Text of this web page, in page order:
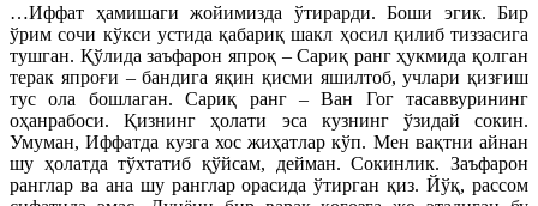
…Иффат ҳамишаги жойимизда ўтирарди. Боши эгик. Бир
ўрим сочи кўкси устида қабариқ шакл ҳосил қилиб тиззасига
тушган. Қўлида заъфарон япроқ – Сариқ ранг ҳукмида қолган
терак япроғи – бандига яқин қисми яшилтоб, учлари қизғиш
тус ола бошлаган. Сариқ ранг – Ван Гог тасаввурининг
оҳанрабоси. Қизнинг ҳолати эса кузнинг ўзидай сокин.
Умуман, Иффатда кузга хос жиҳатлар кўп. Мен вақтни айнан
шу ҳолатда тўхтатиб қўйсам, дейман. Сокинлик. Заъфарон
ранглар ва ана шу ранглар орасида ўтирган қиз. Йўқ, рассом